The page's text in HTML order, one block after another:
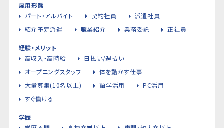
雇用形態
パート・アルバイト
契約社員
派遣社員
紹介予定派遣
職業紹介 業務委託 正社員
経験・メリット
高収入・高時給
日払い/週払い
オープニングスタッフ
体を動かす仕事
大量募集(10名以上)
語学活用
PC活用
すぐ働ける
学歴